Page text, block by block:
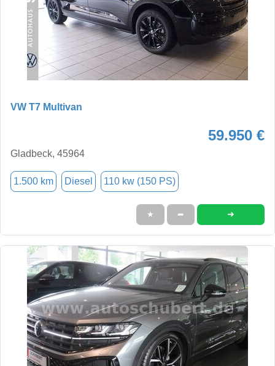
VW T7 Multivan
59.950 €
Gladbeck, 45964
1.500 km Diesel 110 kw (150 PS)
★ ➦ ➜